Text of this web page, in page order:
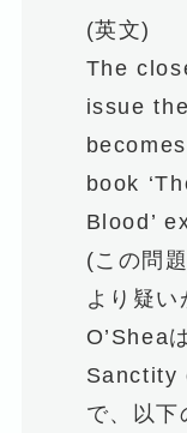
(英文)
The
issue
book
Blood’
(この問
より疑
O’Shea
Sanctity
で、以下